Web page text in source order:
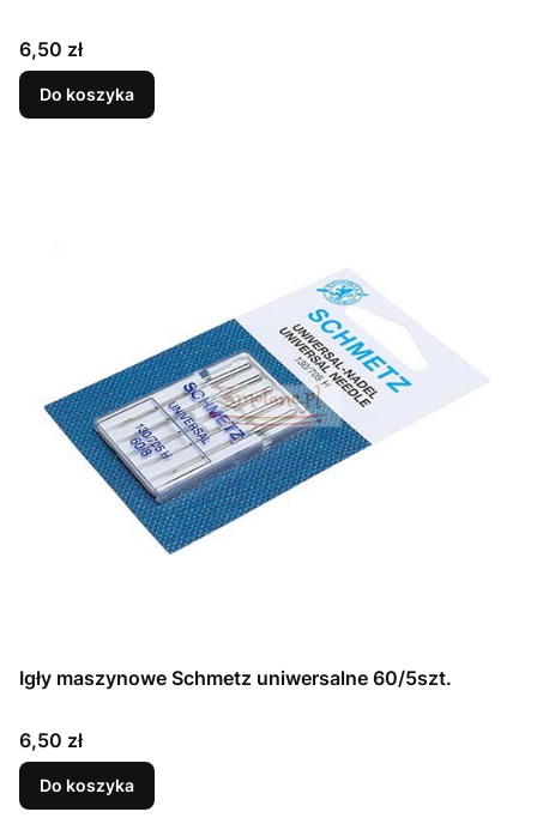
Cena
6,50 zł
Do koszyka
Igły maszynowe Schmetz uniwersalne 60/5szt.
Cena
6,50 zł
Do koszyka